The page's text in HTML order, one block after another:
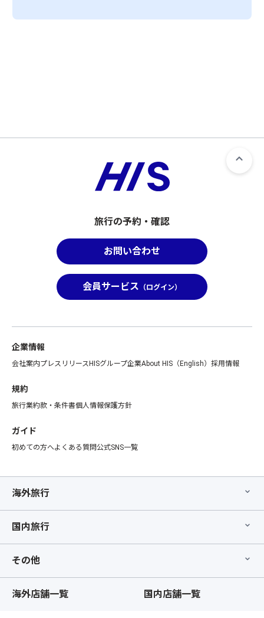
旅行の予約・確認
お問い合わせ
会員サービス （ログイン）
企業情報
会社案内プレスリリースHISグループ企業About HIS（English） 採用情報
規約
旅行業約款・条件書個人情報保護方針
ガイド
初めての方へよくある質問公式SNS一覧
海外旅行
国内旅行
その他
海外店舗一覧 国内店舗一覧